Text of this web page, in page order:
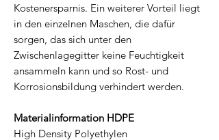
Kostenersparnis. Ein weiterer Vorteil liegt
in den einzelnen Maschen, die dafür
sorgen, das sich unter den
Zwischenlagegitter keine Feuchtigkeit
ansammeln kann und so Rost- und
Korrosionsbildung verhindert werden.
Materialinformation HDPE
High Density Polyethylen